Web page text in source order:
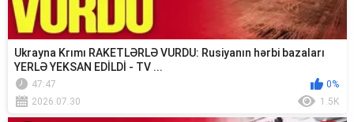
Ukrayna Krımı RAKETLƏRLƏ VURDU: Rusiyanın hərbi bazaları
YERLƏ YEKSAN EDİLDİ - TV ...
47:47
0%
2026.07.30
1.5K